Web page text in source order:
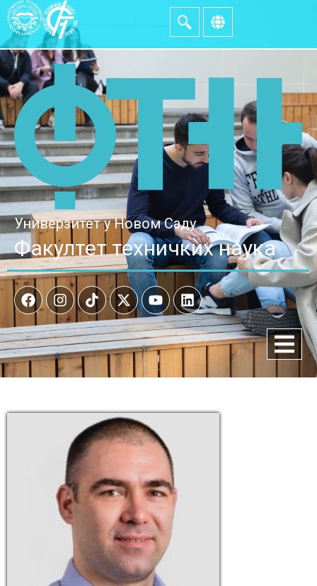
Универзитет у Новом Саду
Факултет техничких наука